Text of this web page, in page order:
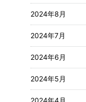
2024年8月
2024年7月
2024年6月
2024年5月